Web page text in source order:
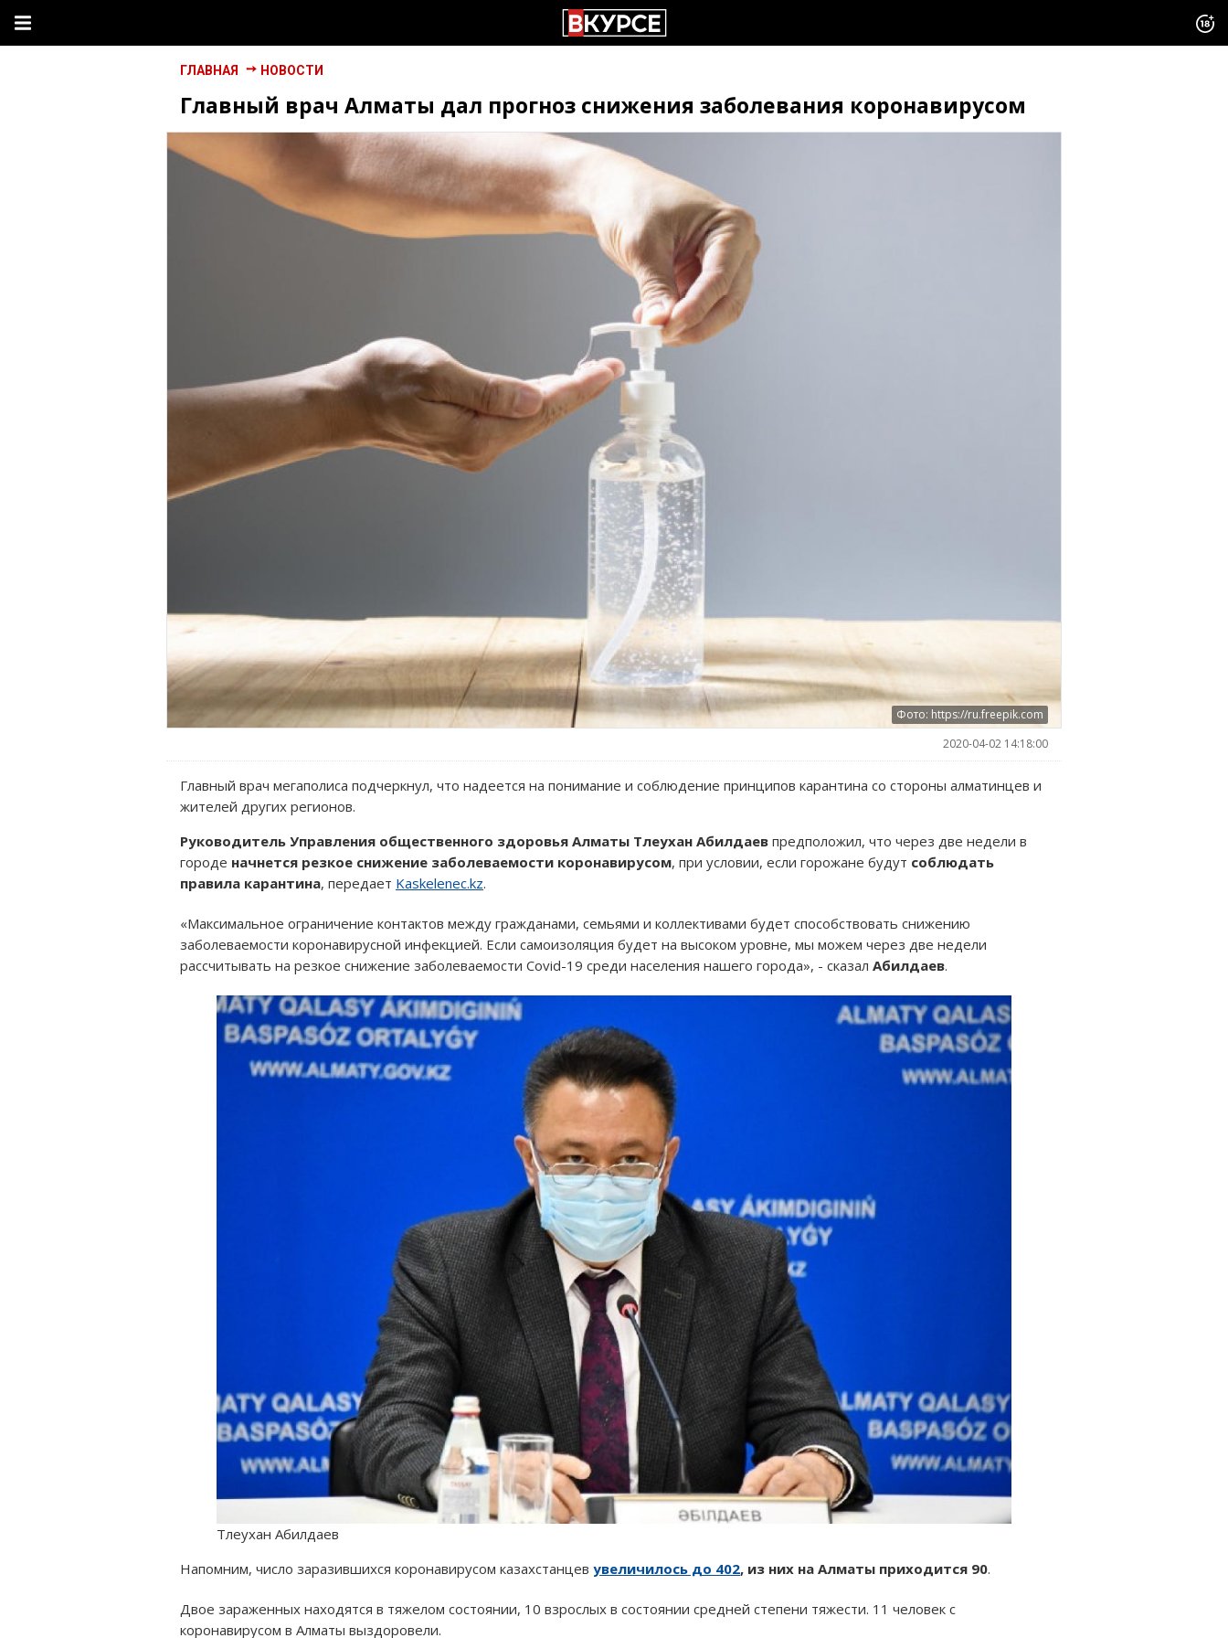
ГЛАВНАЯ НОВОСТИ
Главный врач Алматы дал прогноз снижения заболевания коронавирусом
Фото: https://ru.freepik.com
2020-04-02 14:18:00
Главный врач мегаполиса подчеркнул, что надеется на понимание и соблюдение принципов карантина со стороны алматинцев и
жителей других регионов.
Руководитель Управления общественного здоровья Алматы Тлеухан Абилдаев предположил, что через две недели в
городе начнется резкое снижение заболеваемости коронавирусом, при условии, если горожане будут соблюдать
правила карантина, передает Kaskelenec.kz.
«Максимальное ограничение контактов между гражданами, семьями и коллективами будет способствовать снижению
заболеваемости коронавирусной инфекцией. Если самоизоляция будет на высоком уровне, мы можем через две недели
рассчитывать на резкое снижение заболеваемости Covid-19 среди населения нашего города», - сказал Абилдаев.
Тлеухан Абилдаев
Напомним, число заразившихся коронавирусом казахстанцев увеличилось до 402, из них на Алматы приходится 90.
Двое зараженных находятся в тяжелом состоянии, 10 взрослых в состоянии средней степени тяжести. 11 человек с
коронавирусом в Алматы выздоровели.